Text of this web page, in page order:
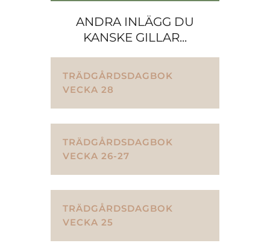
ANDRA INLÄGG DU
KANSKE GILLAR...
TRÄDGÅRDSDAGBOK
VECKA 28
TRÄDGÅRDSDAGBOK
VECKA 26-27
TRÄDGÅRDSDAGBOK
VECKA 25